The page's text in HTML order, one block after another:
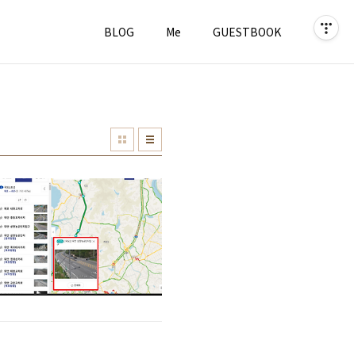
BLOG Me GUESTBOOK